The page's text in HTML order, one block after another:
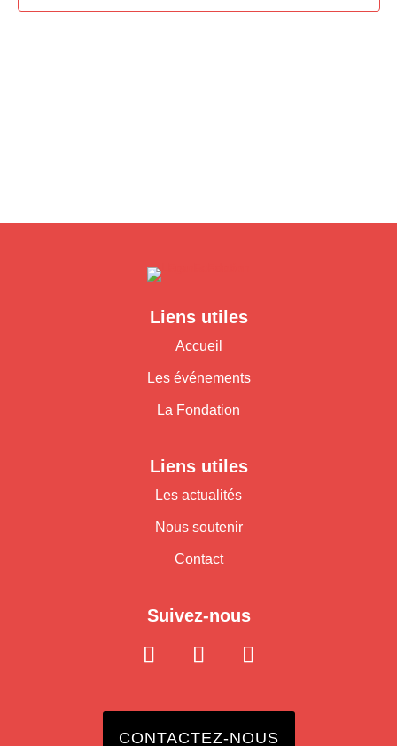
Liens utiles
Accueil
Les événements
La Fondation
Liens utiles
Les actualités
Nous soutenir
Contact
Suivez-nous
CONTACTEZ-NOUS